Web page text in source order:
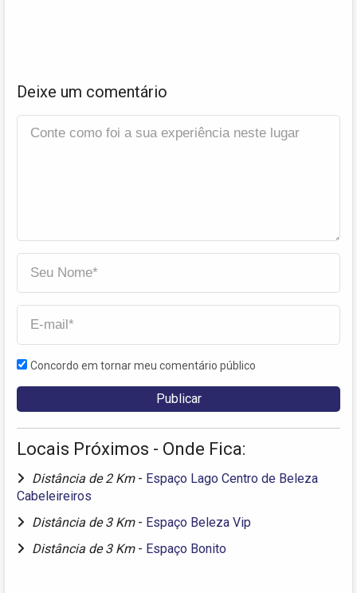
Deixe um comentário
Concordo em tornar meu comentário público
Locais Próximos - Onde Fica:
Distância de 2 Km - Espaço Lago Centro de Beleza
Cabeleireiros
Distância de 3 Km - Espaço Beleza Vip
Distância de 3 Km - Espaço Bonito